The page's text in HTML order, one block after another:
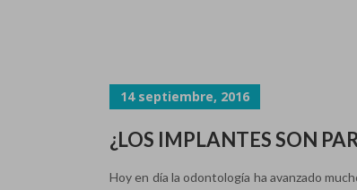
14 septiembre, 2016
¿LOS IMPLANTES SON
Hoy en día la odontología ha avanzado